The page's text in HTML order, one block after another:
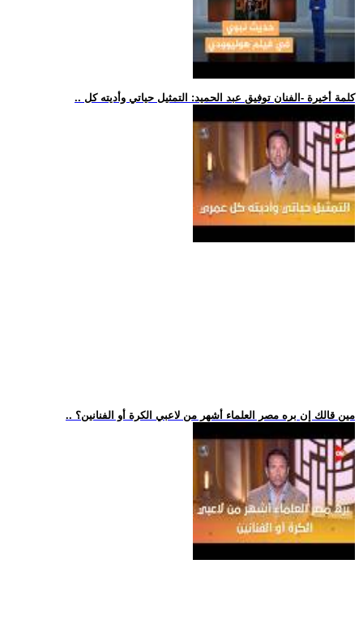
.. كلمة أخيرة -الفنان توفيق عبد الحميد: التمثيل حياتي وأديته كل
.. مين قالك إن بره مصر العلماء أشهر من لاعبي الكرة أو الفنانين؟